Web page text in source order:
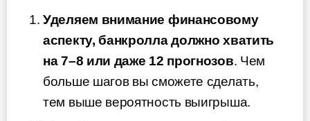
Уделяем внимание финансовому
аспекту, банкролла должно хватить
на 7–8 или даже 12 прогнозов. Чем
больше шагов вы сможете сделать,
тем выше вероятность выигрыша.